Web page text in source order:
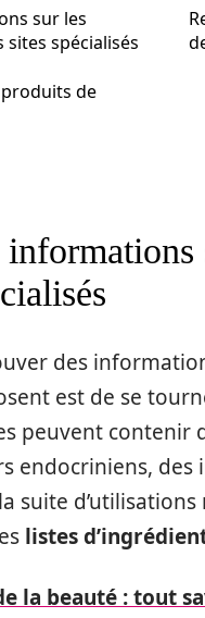
sur les
spécialisés
de
des
est de se
peuvent contenir
endocriniens,
suite
listes
la beauté : tout